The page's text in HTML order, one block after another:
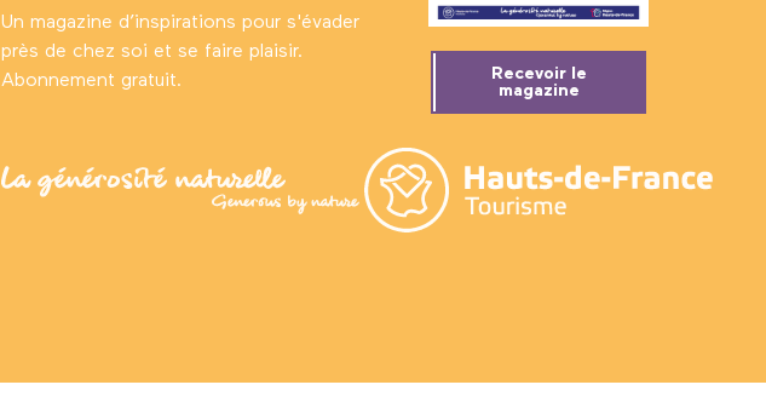
Un magazine d’inspirations pour s'évader
près de chez soi et se faire plaisir.
Abonnement gratuit.
Recevoir le
magazine